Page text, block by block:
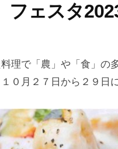
フェスタ
理で「農」や「食」の
０月２７日から２９日